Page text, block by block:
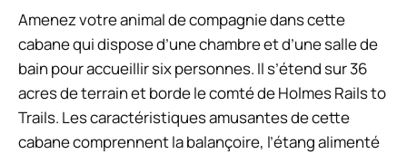
Amenez votre animal de compagnie dans cette
cabane qui dispose d’une chambre et d’une salle de
bain pour accueillir six personnes. Il s’étend sur 36
acres de terrain et borde le comté de Holmes Rails to
Trails. Les caractéristiques amusantes de cette
cabane comprennent la balançoire, l’étang alimenté